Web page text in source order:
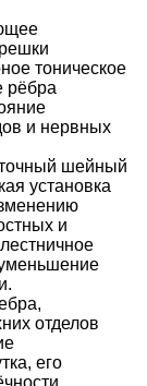
тоническое
рёбра
и нервных
шейный
установка
и
уменьшение
отделов
его